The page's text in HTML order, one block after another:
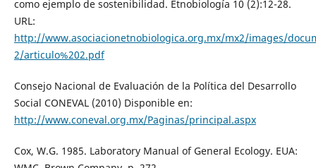
como ejemplo de sostenibilidad. Etnobiología 10 (2):12-28.
URL:
http://www.asociacionetnobiologica.org.mx/mx2/images/
2/articulo%202.pdf
Consejo Nacional de Evaluación de la Política del Desarrollo
Social CONEVAL (2010) Disponible en:
http://www.coneval.org.mx/Paginas/principal.aspx
Cox, W.G. 1985. Laboratory Manual of General Ecology. EUA: